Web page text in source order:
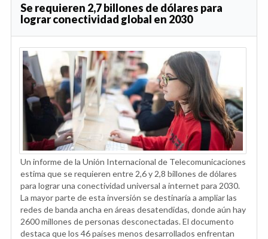
Se requieren 2,7 billones de dólares para
lograr conectividad global en 2030
Un informe de la Unión Internacional de Telecomunicaciones
estima que se requieren entre 2,6 y 2,8 billones de dólares
para lograr una conectividad universal a internet para 2030.
La mayor parte de esta inversión se destinaría a ampliar las
redes de banda ancha en áreas desatendidas, donde aún hay
2600 millones de personas desconectadas. El documento
destaca que los 46 países menos desarrollados enfrentan